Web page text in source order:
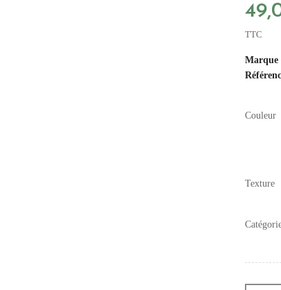
TTC
Marque
Couleur
Texture